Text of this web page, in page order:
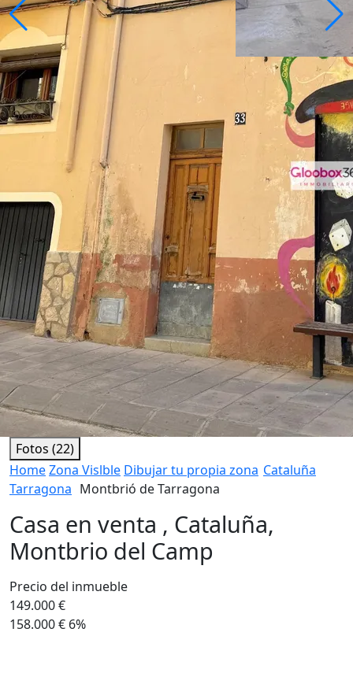
Fotos (22)
HomeZona Vislble Dibujar tu propia zona Cataluña
Tarragona Montbrió de Tarragona
Casa en venta , Cataluña,
Montbrio del Camp
Precio del inmueble
149.000 €
158.000 € 6%